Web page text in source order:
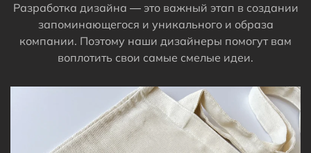
Разработка дизайна — это важный этап в создании
запоминающегося и уникального и образа
компании. Поэтому наши дизайнеры помогут вам
воплотить свои самые смелые идеи.